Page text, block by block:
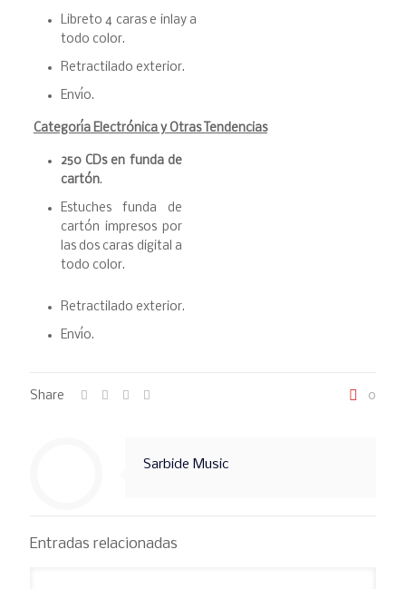
Libreto 4 caras e inlay a
todo color.
Retractilado exterior.
Envío.
Categoría Electrónica y Otras Tendencias
250 CDs en funda de
cartón.
Estuches funda de
cartón impresos por
las dos caras digital a
todo color.
Retractilado exterior.
Envío.
Share 0
Sarbide Music
Entradas relacionadas